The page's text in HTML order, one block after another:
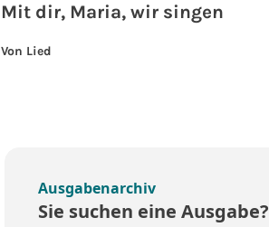
Mit dir, Maria, wir singen
Von Lied
Ausgabenarchiv
Sie suchen eine Ausgabe?